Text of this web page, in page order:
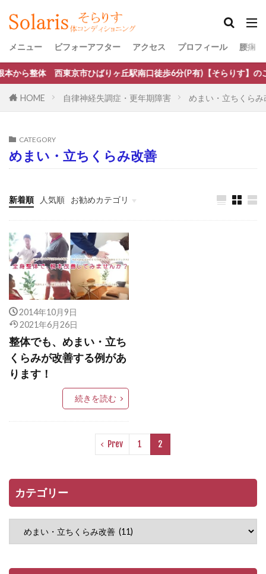
メニュー ビフォーアフター アクセス プロフィール 腰痛
西東京市ひばりヶ丘駅南口徒歩6分(P有)【そらりす】のご予約は
HOME 自律神経失調症・更年期障害 めまい・立ちくらみ
CATEGORY
めまい・立ちくらみ改善
新着順 人気順 お勧めカテゴリ
口コミ・評判・ご紹介
ぎっくり腰
腰痛（狭窄症・ヘルニア・すべり症）改善
腰痛
椎間板ヘルニア
首こり、頭痛、首が動かない
慢性の肩こり
自律神経失調症・更年期障害
膝痛
五十肩・四十肩
2014年10月9日
2021年6月26日
整体でも、めまい・立ち
くらみが改善する例があ
ります！
続きを読む
Prev 1 2
カテゴリー